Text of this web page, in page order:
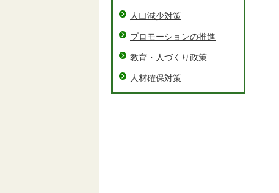
人口減少対策
プロモーションの推進
教育・人づくり政策
人材確保対策